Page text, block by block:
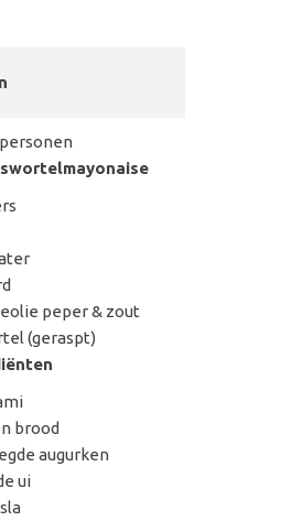
peper & zout
(geraspt)
brood
augurken
ui